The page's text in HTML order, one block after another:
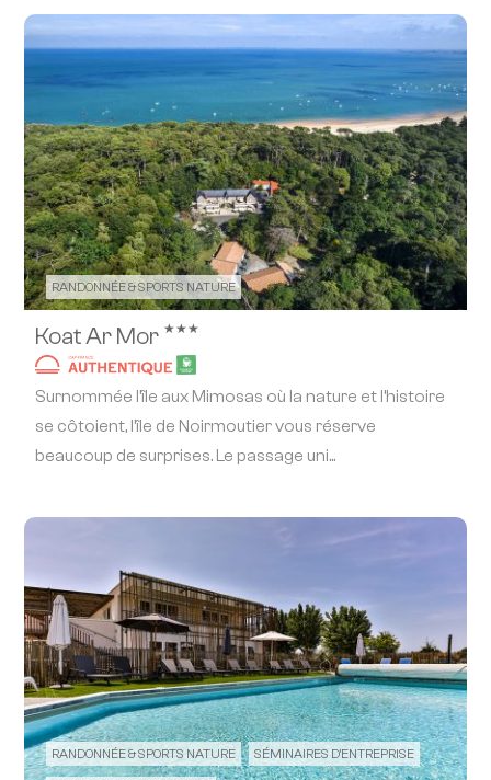
RANDONNÉE & SPORTS NATURE
Koat Ar Mor ★★★
Surnommée l’île aux Mimosas où la nature et l’histoire
se côtoient, l’île de Noirmoutier vous réserve
beaucoup de surprises. Le passage uni...
RANDONNÉE & SPORTS NATURE SÉMINAIRES D'ENTREPRISE